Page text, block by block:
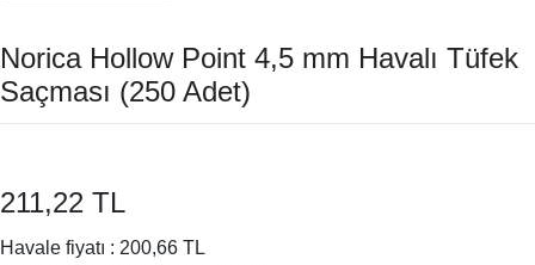
Norica Hollow Point 4,5 mm Havalı Tüfek
Saçması (250 Adet)
211,22 TL
Havale fiyatı : 200,66 TL